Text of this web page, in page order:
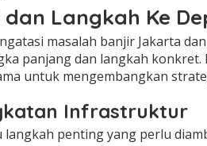
dan Langkah Ke
masalah banjir Jakarta
panjang dan langkah
untuk mengembangkan
Infrastruktur
langkah penting yang perlu